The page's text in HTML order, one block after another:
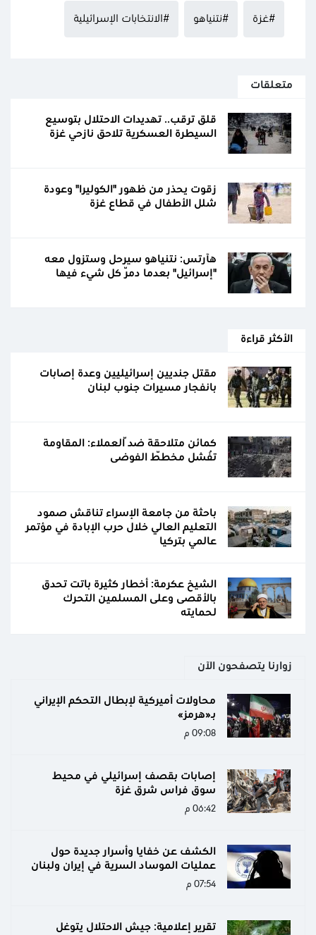
#غزة #نتنياهو #الانتخابات الإسرائيلية
متعلقات
قلق ترقب.. تهديدات الاحتلال بتوسيع
السيطرة العسكرية تلاحق نازحي غزة
زقوت يحذر من ظهور "الكوليرا" وعودة
شلل الأطفال في قطاع غزة
هآرتس: نتنياهو سيرحل وستزول معه
"إسرائيل" بعدما دمّر كل شيء فيها
الأكثر قراءة
مقتل جنديين إسرائيليين وعدة إصابات
بانفجار مسيرات جنوب لبنان
كمائن متلاحقة ضدّ العملاء: المقاومة
تُفشل مخطّط الفوضى
باحثة من جامعة الإسراء تناقش صمود
التعليم العالي خلال حرب الإبادة في مؤتمر
عالمي بتركيا
الشيخ عكرمة: أخطار كثيرة باتت تحدق
بالأقصى وعلى المسلمين التحرك
لحمايته
زوارنا يتصفحون الآن
محاولات أميركية لإبطال التحكم الإيراني
بـ«هرمز»
09:08 م
إصابات بقصف إسرائيلي في محيط
سوق فراس شرق غزة
06:42 م
الكشف عن خفايا وأسرار جديدة حول
عمليات الموساد السرية في إيران ولبنان
07:54 م
تقرير إعلامية: جيش الاحتلال يتوغل